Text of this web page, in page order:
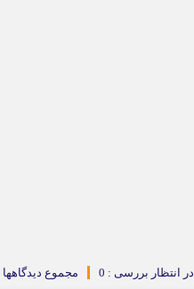
مجموع دیدگاهها در انتظار بررسی : 0